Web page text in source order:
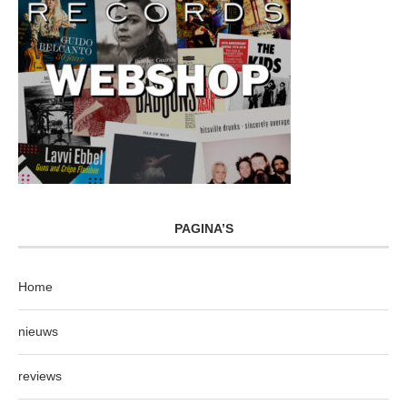
PAGINA’S
Home
nieuws
reviews